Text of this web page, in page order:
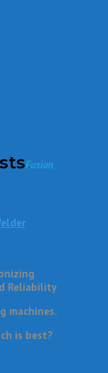
Fusion
Reliability
machines.
is best?